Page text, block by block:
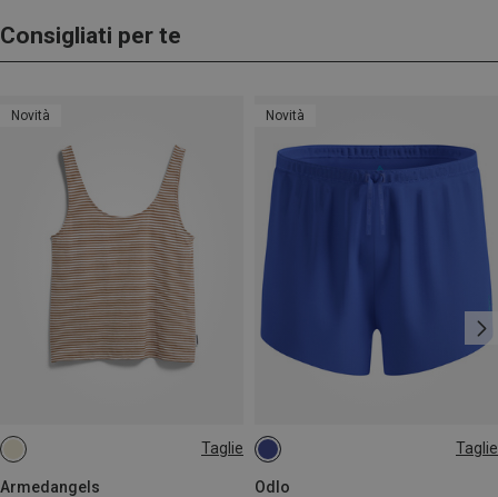
Consigliati per te
Novità
Taglie
Armedangels
M
Novità
Taglie
Odlo
S